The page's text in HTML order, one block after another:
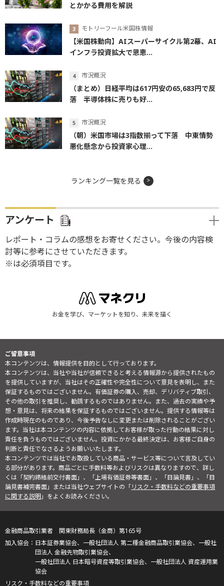
とかかる費用を解説
モトリーフール米国株情報
【米国株動向】AIスーパーサイクル第2幕、AI
インフラ投資拡大で恩恵...
市況概況
（まとめ）日経平均は617円安の65,683円で反
落 半導体株に売りも好...
市況概況
（朝）米国市場は3指数揃って下落 中東情勢
悪化懸念から投資家心理...
ランキング一覧を見る
アンケート
レポート・コラムの感想をお寄せください。今後の内容検
討等に参考にさせていただきます。
※は必須項目です。
お金を学び、マーケットを知り、未来を描く
ご留意事項
本コンテンツは、情報提供を目的として行っております。
本コンテンツは、当社や当社が信頼できると考える情報源から提供されたもの
を提供していますが、当社はその正確性や完全性について意見を表明し、また
保証するものではございません。有価証券の購入、売却、デリバティブ取引、
その他の取引を推奨し、勧誘するものではありません。また、過去の実績や予
想・意見は、将来の結果を保証するものではございません。提供する情報等は
作成時現在のものであり、今後予告なしに変更または削除されることがござい
ます。当社は本コンテンツの内容に依拠してお客様が取った行動の結果に対し
責任を負うものではございません。投資にかかる最終決定は、お客様ご自身の
判断と責任でなさるようお願いいたします。
本コンテンツでは当社でお取扱している商品・サービス等について言及してい
る部分があります。商品ごとに手数料等およびリスクは異なりますので、詳し
くは「契約締結前交付書面」、「上場有価証券等書面」、「目論見書」、「目
論見書補完書面」または当社ウェブサイトの「リスク・手数料などの重要事項
に関する説明」をよくお読みください。
金融商品取引業者 関東財務局長（金商）第165号
日本証券業協会、一般社団法人 第二種金融商品取引業協会、一般社
団法人 金融先物取引業協会、
一般社団法人 日本暗号資産等取引業協会、一般社団法人 資産運用業
協会
リスク・手数料などの重要事項